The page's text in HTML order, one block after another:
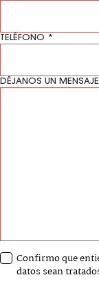
TELÉFONO *
DÉJANOS UN
Confirmo que
datos sean